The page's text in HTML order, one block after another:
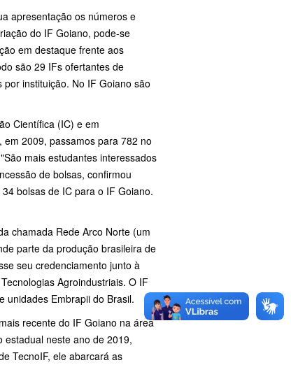
apresentação os números e
do IF Goiano, pode-se
em destaque frente aos
são 29 IFs ofertantes de
instituição. No IF Goiano são
Científica (IC) e em
2009, passamos para 782 no
mais estudantes interessados
de bolsas, confirmou
bolsas de IC para o IF Goiano.
chamada Rede Arco Norte (um
parte da produção brasileira de
seu credenciamento junto à
Agroindustriais. O IF
unidades Embrapii do Brasil.
recente do IF Goiano na área
neste ano de 2019,
TecnoIF, ele abarcará as